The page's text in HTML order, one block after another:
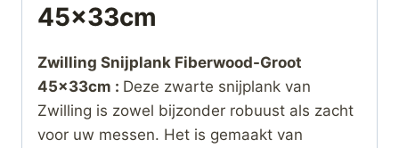
45x33cm
Zwilling Snijplank Fiberwood-Groot
45x33cm : Deze zwarte snijplank van
Zwilling is zowel bijzonder robuust als zacht
voor uw messen. Het is gemaakt van